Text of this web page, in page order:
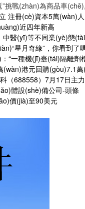
挑戰(zhàn)為商品車
注冊(cè)資本5萬(wàn)
近四年新高
醫(yī)等不同業(yè)態
星月奇緣”，你看
“一種機(jī)臺(tái)隔離劑
港元回購(gòu)7.1
（688558）7月17日主
體設(shè)備公司-頭條
價(jià)至90美元